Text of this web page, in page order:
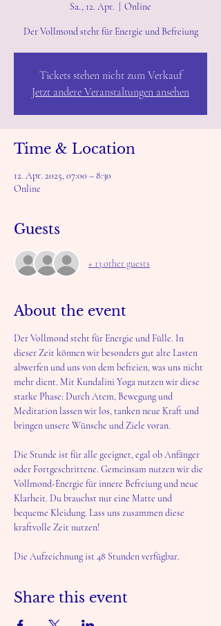
Sa., 12. Apr. Online
Der Vollmond steht für Energie und Befreiung
Tickets stehen nicht zum Verkauf
Jetzt andere Veranstaltungen ansehen
Time & Location
12. Apr. 2025, 07:00 – 8:30
Online
Guests
+ 13 other guests
About the event
Der Vollmond steht für Energie und Fülle. In
dieser Zeit können wir besonders gut alte Lasten
abwerfen und uns von dem befreien, was uns nicht
mehr dient. Mit Kundalini Yoga nutzen wir diese
starke Phase: Durch Atem, Bewegung und
Meditation lassen wir los, tanken neue Kraft und
bringen unsere Wünsche und Ziele voran.
Die Stunde ist für alle geeignet, egal ob Anfänger
oder Fortgeschrittene. Gemeinsam nutzen wir die
Vollmond-Energie für innere Befreiung und neue
Klarheit. Du brauchst nur eine Matte und
bequeme Kleidung. Lass uns zusammen diese
kraftvolle Zeit nutzen!
Die Aufzeichnung ist 48 Stunden verfügbar.
Share this event